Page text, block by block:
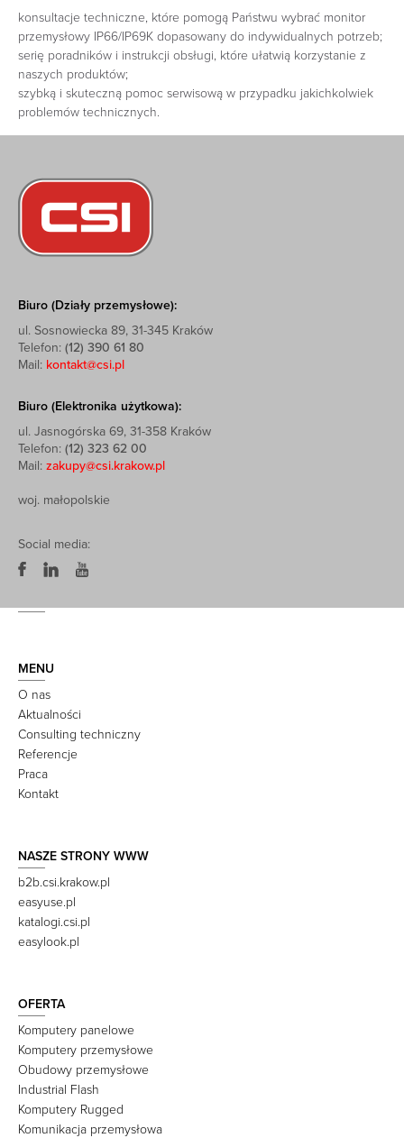
konsultacje techniczne, które pomogą Państwu wybrać monitor
przemysłowy IP66/IP69K dopasowany do indywidualnych potrzeb;
serię poradników i instrukcji obsługi, które ułatwią korzystanie z
naszych produktów;
szybką i skuteczną pomoc serwisową w przypadku jakichkolwiek
problemów technicznych.
Biuro (Działy przemysłowe):
ul. Sosnowiecka 89, 31-345 Kraków
Telefon: (12) 390 61 80
Mail: kontakt@csi.pl
Biuro (Elektronika użytkowa):
ul. Jasnogórska 69, 31-358 Kraków
Telefon: (12) 323 62 00
Mail: zakupy@csi.krakow.pl
woj. małopolskie
Social media:
MENU
O nas
Aktualności
Consulting techniczny
Referencje
Praca
Kontakt
NASZE STRONY WWW
b2b.csi.krakow.pl
easyuse.pl
katalogi.csi.pl
easylook.pl
OFERTA
Komputery panelowe
Komputery przemysłowe
Obudowy przemysłowe
Industrial Flash
Komputery Rugged
Komunikacja przemysłowa